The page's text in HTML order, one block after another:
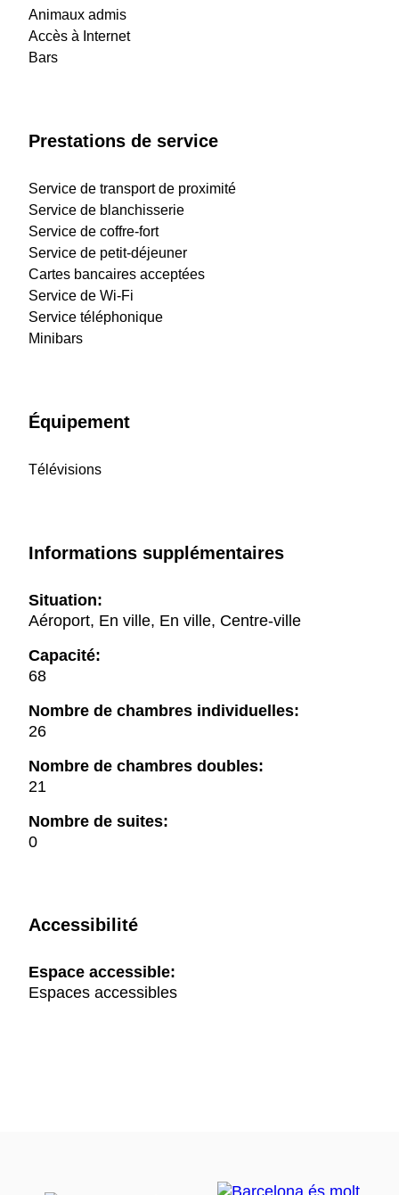
Animaux admis
Accès à Internet
Bars
Prestations de service
Service de transport de proximité
Service de blanchisserie
Service de coffre-fort
Service de petit-déjeuner
Cartes bancaires acceptées
Service de Wi-Fi
Service téléphonique
Minibars
Équipement
Télévisions
Informations supplémentaires
Situation:
Aéroport, En ville, En ville, Centre-ville
Capacité:
68
Nombre de chambres individuelles:
26
Nombre de chambres doubles:
21
Nombre de suites:
0
Accessibilité
Espace accessible:
Espaces accessibles